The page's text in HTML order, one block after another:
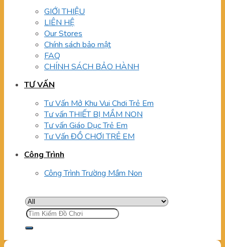
GIỚI THIỆU
LIÊN HỆ
Our Stores
Chính sách bảo mật
FAQ
CHÍNH SÁCH BẢO HÀNH
TƯ VẤN
Tư Vấn Mở Khu Vui Chơi Trẻ Em
Tư vấn THIẾT BỊ MẦM NON
Tư vấn Giáo Dục Trẻ Em
Tư Vấn ĐỒ CHƠI TRẺ EM
Công Trình
Công Trình Trường Mầm Non
Tìm
kiếm: